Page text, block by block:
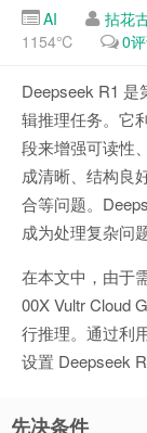
AI 拈花
1154℃
0
Deepseek R1
辑推理任务。它
段来增强可读性
成清晰、结构良
合等问题。
成为处理复杂问
在本文中，由于
00X Vultr Cloud
行推理。通过利
设置 Deepseek
先决条件